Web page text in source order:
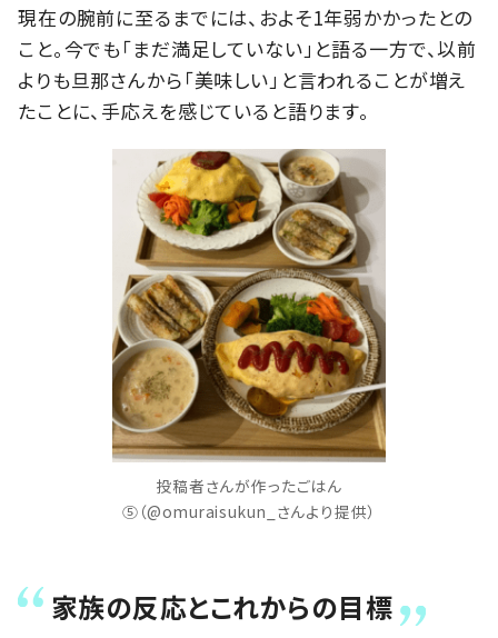
現在の腕前に至るまでには、およそ1年弱かかったとの
こと。今でも「まだ満足していない」と語る一方で、以前
よりも旦那さんから「美味しい」と言われることが増え
たことに、手応えを感じていると語ります。
投稿者さんが作ったごはん
⑤（@omuraisukun_さんより提供）
家族の反応とこれからの目標